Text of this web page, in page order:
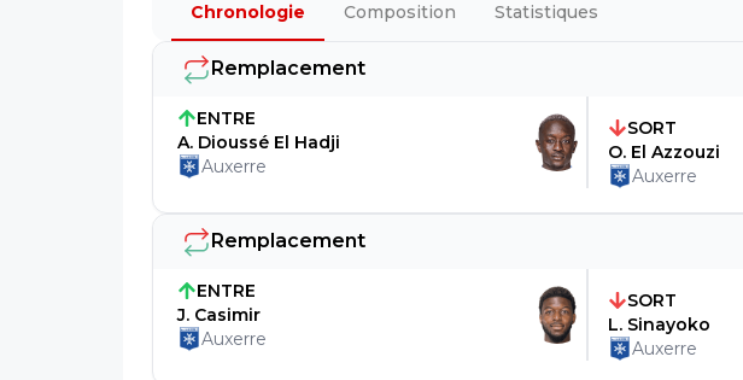
Chronologie Composition Statistiques
Remplacement
ENTRE
A. Dioussé El Hadji
Auxerre
SORT
O. El Azzouzi
Auxerre
Remplacement
ENTRE
J. Casimir
Auxerre
SORT
L. Sinayoko
Auxerre